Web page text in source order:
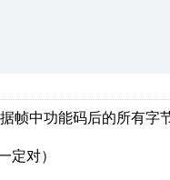
帧中功能码后的所有字
定对）